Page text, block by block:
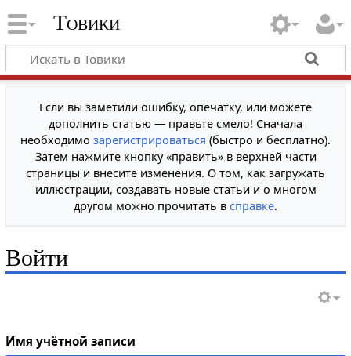
Товики
Если вы заметили ошибку, опечатку, или можете
дополнить статью — правьте смело! Сначала
необходимо зарегистрироваться (быстро и бесплатно).
Затем нажмите кнопку «править» в верхней части
страницы и внесите изменения. О том, как загружать
иллюстрации, создавать новые статьи и о многом
другом можно прочитать в справке.
Войти
Имя учётной записи